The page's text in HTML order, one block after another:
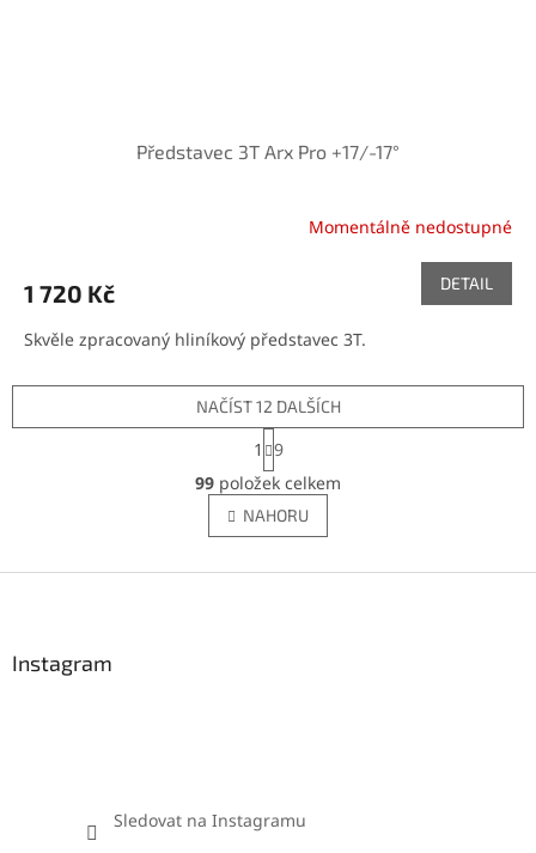
Představec 3T Arx Pro +17/-17°
Momentálně nedostupné
1 720 Kč DETAIL
Skvěle zpracovaný hliníkový představec 3T.
O
v
l
á
p
i
NAČÍST 12 DALŠÍCH
S
t
r
á
n
k
v
1
9
99 položek celkem
NAHORU
Instagram
Sledovat na Instagramu